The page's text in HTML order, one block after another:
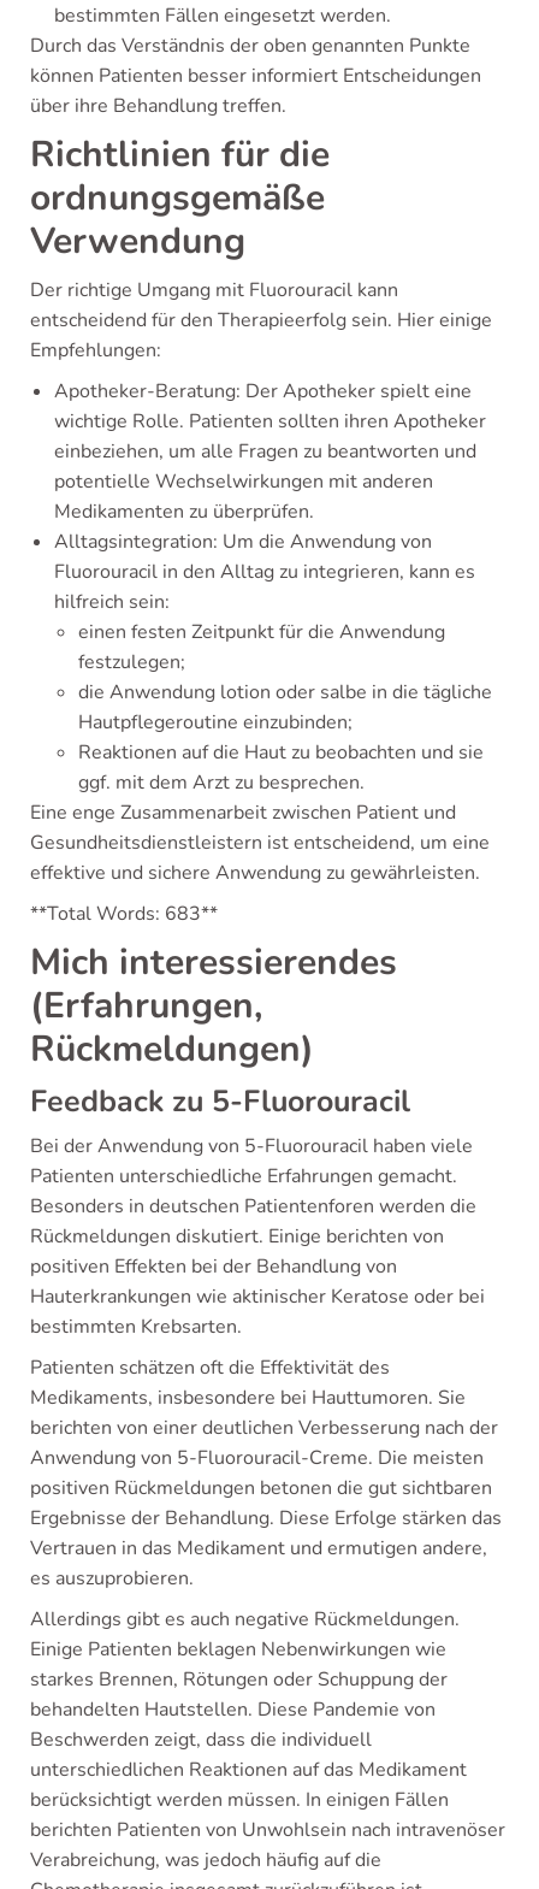
bestimmten Fällen eingesetzt werden.
Durch das Verständnis der oben genannten Punkte
können Patienten besser informiert Entscheidungen
über ihre Behandlung treffen.
Richtlinien für die
ordnungsgemäße
Verwendung
Der richtige Umgang mit Fluorouracil kann
entscheidend für den Therapieerfolg sein. Hier einige
Empfehlungen:
Apotheker-Beratung: Der Apotheker spielt eine
wichtige Rolle. Patienten sollten ihren Apotheker
einbeziehen, um alle Fragen zu beantworten und
potentielle Wechselwirkungen mit anderen
Medikamenten zu überprüfen.
Alltagsintegration: Um die Anwendung von
Fluorouracil in den Alltag zu integrieren, kann es
hilfreich sein:
einen festen Zeitpunkt für die Anwendung
festzulegen;
die Anwendung lotion oder salbe in die tägliche
Hautpflegeroutine einzubinden;
Reaktionen auf die Haut zu beobachten und sie
ggf. mit dem Arzt zu besprechen.
Eine enge Zusammenarbeit zwischen Patient und
Gesundheitsdienstleistern ist entscheidend, um eine
effektive und sichere Anwendung zu gewährleisten.
**Total Words: 683**
Mich interessierendes
(Erfahrungen,
Rückmeldungen)
Feedback zu 5-Fluorouracil
Bei der Anwendung von 5-Fluorouracil haben viele
Patienten unterschiedliche Erfahrungen gemacht.
Besonders in deutschen Patientenforen werden die
Rückmeldungen diskutiert. Einige berichten von
positiven Effekten bei der Behandlung von
Hauterkrankungen wie aktinischer Keratose oder bei
bestimmten Krebsarten.
Patienten schätzen oft die Effektivität des
Medikaments, insbesondere bei Hauttumoren. Sie
berichten von einer deutlichen Verbesserung nach der
Anwendung von 5-Fluorouracil-Creme. Die meisten
positiven Rückmeldungen betonen die gut sichtbaren
Ergebnisse der Behandlung. Diese Erfolge stärken das
Vertrauen in das Medikament und ermutigen andere,
es auszuprobieren.
Allerdings gibt es auch negative Rückmeldungen.
Einige Patienten beklagen Nebenwirkungen wie
starkes Brennen, Rötungen oder Schuppung der
behandelten Hautstellen. Diese Pandemie von
Beschwerden zeigt, dass die individuell
unterschiedlichen Reaktionen auf das Medikament
berücksichtigt werden müssen. In einigen Fällen
berichten Patienten von Unwohlsein nach intravenöser
Verabreichung, was jedoch häufig auf die